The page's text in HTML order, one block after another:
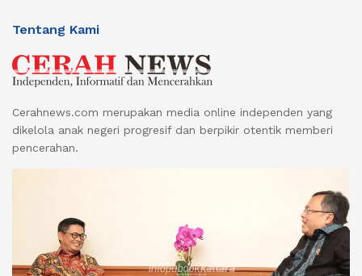
Tentang Kami
Cerahnews.com merupakan media online independen yang
dikelola anak negeri progresif dan berpikir otentik memberi
pencerahan.